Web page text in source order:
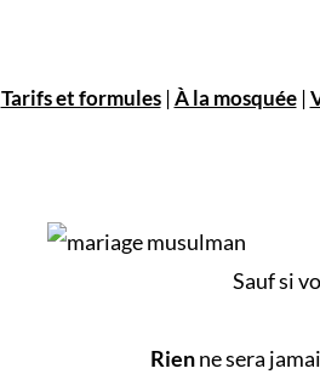
Tarifs et formules|À la mosquée|
Sauf si
Rienne sera